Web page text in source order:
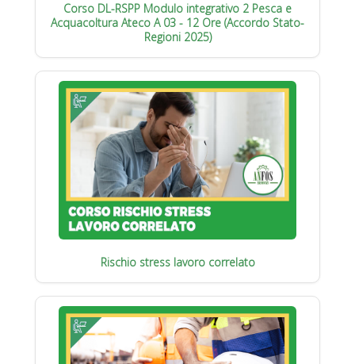
Corso DL-RSPP Modulo integrativo 2 Pesca e
Acquacoltura Ateco A 03 - 12 Ore (Accordo Stato-
Regioni 2025)
Rischio stress lavoro correlato